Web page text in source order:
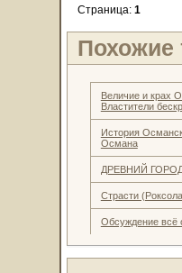
Страница: 1
Похожие
Величие и крах
Властители
История
Османа
ДРЕВНИЙ
Страсти
Обсуждение всё